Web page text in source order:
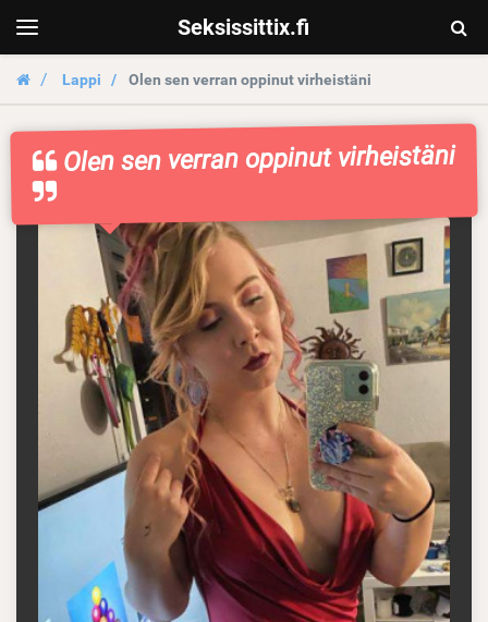
navigation
Seksissittix.fi
Lappi Olen sen verran oppinut virheistäni
Olen sen verran oppinut virheistäni